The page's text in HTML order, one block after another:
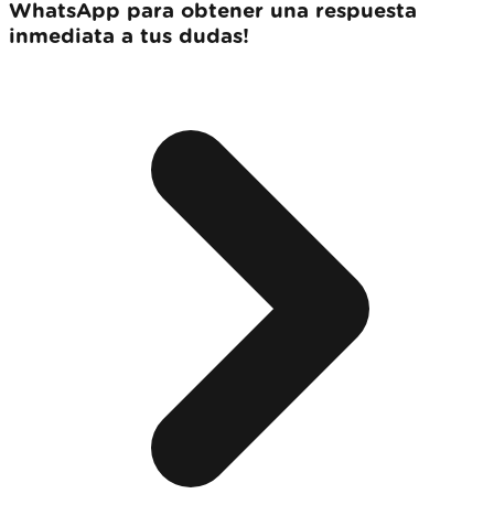
WhatsApp para obtener una respuesta
inmediata a tus dudas!